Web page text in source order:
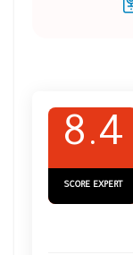
8.4
SCORE EXPERT